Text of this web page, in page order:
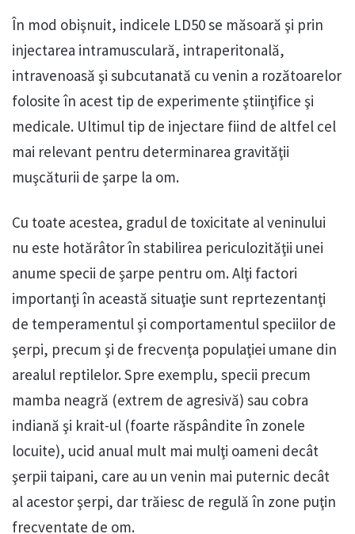
În mod obişnuit, indicele LD50 se măsoară şi prin
injectarea intramusculară, intraperitonală,
intravenoasă şi subcutanată cu venin a rozătoarelor
folosite în acest tip de experimente ştiinţifice şi
medicale. Ultimul tip de injectare fiind de altfel cel
mai relevant pentru determinarea gravităţii
muşcăturii de şarpe la om.
Cu toate acestea, gradul de toxicitate al veninului
nu este hotărâtor în stabilirea periculozităţii unei
anume specii de şarpe pentru om. Alţi factori
importanţi în această situaţie sunt reprtezentanţi
de temperamentul şi comportamentul speciilor de
şerpi, precum şi de frecvenţa populaţiei umane din
arealul reptilelor. Spre exemplu, specii precum
mamba neagră (extrem de agresivă) sau cobra
indiană şi krait-ul (foarte răspândite în zonele
locuite), ucid anual mult mai mulţi oameni decât
şerpii taipani, care au un venin mai puternic decât
al acestor şerpi, dar trăiesc de regulă în zone puţin
frecventate de om.